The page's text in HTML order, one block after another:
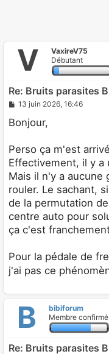
V
VaxireV75
Débutant
Re: Bruits parasites
M
s
s
g
e
13 juin 2026, 16:46
Bonjour,
Perso ça m'est
Effectivement, il y a
Mais il n'y a aucune
rouler. Le sachant,
de la permutation
centre auto pour
ça c'est
Pour la pédale de
j'ai pas ce
B
bibiforum
Membre confirmé
Re: Bruits parasites